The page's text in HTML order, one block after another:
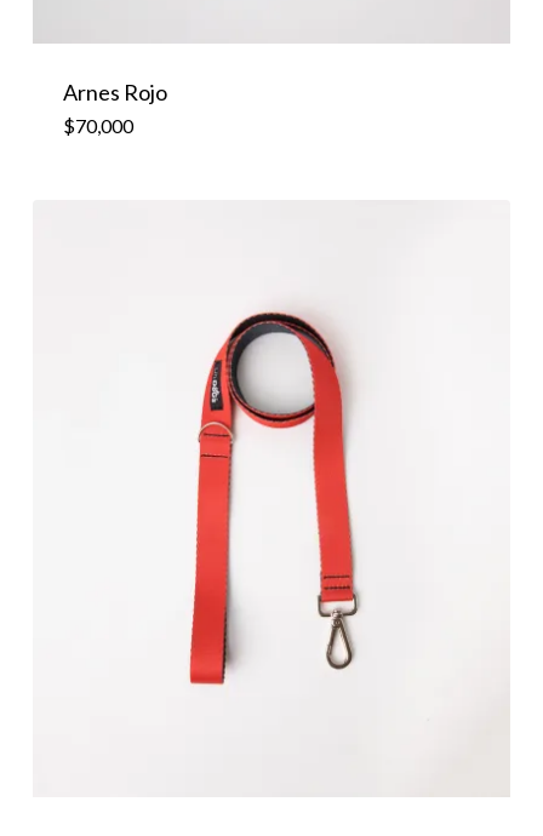
Arnes Rojo
$70,000